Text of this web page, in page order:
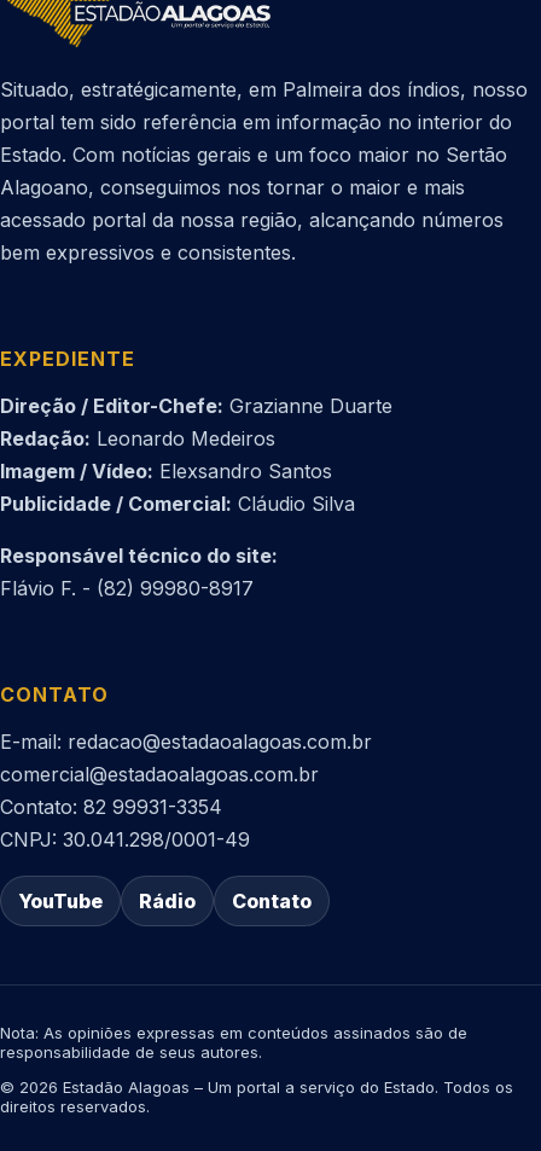
Situado, estratégicamente, em Palmeira dos índios, nosso
portal tem sido referência em informação no interior do
Estado. Com notícias gerais e um foco maior no Sertão
Alagoano, conseguimos nos tornar o maior e mais
acessado portal da nossa região, alcançando números
bem expressivos e consistentes.
EXPEDIENTE
Direção / Editor-Chefe: Grazianne Duarte
Redação: Leonardo Medeiros
Imagem / Vídeo: Elexsandro Santos
Publicidade / Comercial: Cláudio Silva
Responsável técnico do site:
Flávio F. - (82) 99980-8917
CONTATO
E-mail: redacao@estadaoalagoas.com.br
comercial@estadaoalagoas.com.br
Contato: 82 99931-3354
CNPJ: 30.041.298/0001-49
YouTube Rádio Contato
Nota: As opiniões expressas em conteúdos assinados são de
responsabilidade de seus autores.
© 2026 Estadão Alagoas – Um portal a serviço do Estado. Todos os
direitos reservados.